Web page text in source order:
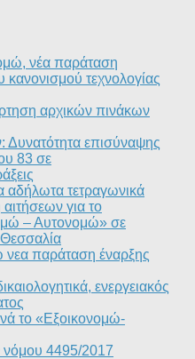
νέα παράταση
κανονισμού τεχνολογίας
αρχικών πινάκων
Δυνατότητα επισύναψης
83 σε
αδήλωτα τετραγωνικά
για το
– Αυτονομώ» σε
παράταση έναρξης
ενεργειακός
το «Εξοικονομώ-
νόμου 4495/2017